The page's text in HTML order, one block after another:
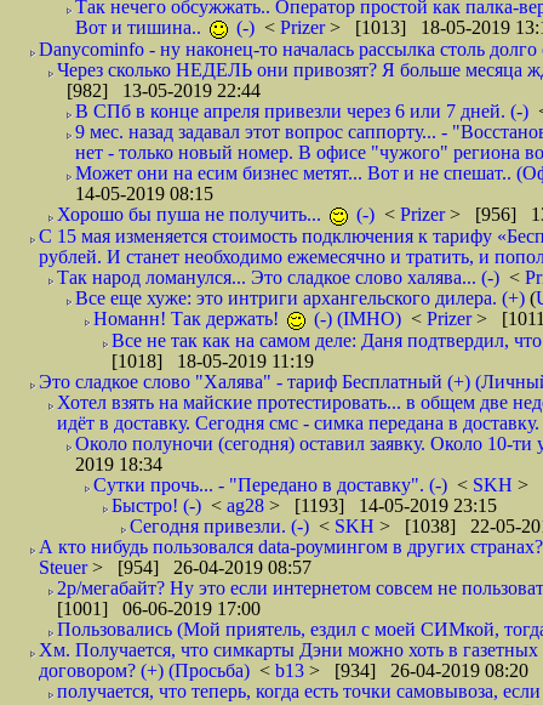
Так нечего обсужжать.. Оператор простой как палка-
Вот и тишина..
(-) < Prizer> [1013] 18-05-2019
Danycominfo - ну наконец-то началась рассылка столь
Через сколько НЕДЕЛЬ они привозят? Я больше месяца
[982] 13-05-2019 22:44
В СПб в конце апреля привезли через 6 или 7 дней. (-)
9 мес. назад задавал этот вопрос саппорту... -
нет - только новый номер. В офисе "чужого" региона
Может они на есим бизнес метят... Вот и не спешат..
14-05-2019 08:15
Хорошо бы пуша не получить...
(-) < Prizer> [956]
С 15 мая изменяется стоимость подключения к тарифу
рублей. И станет необходимо ежемесячно и тратить, и
Так народ ломанулся... Это сладкое слово халява... (-) <
Все еще хуже: это интриги архангельского дилера. (+) (
Номанн! Так держать!
(-) (IMHO) < Prizer>
Все не так как на самом деле: Даня подтвердил,
[1018] 18-05-2019 11:19
Это сладкое слово "Халява" - тариф Бесплатный (+)
Хотел взять на майские протестировать... в общем две
идёт в доставку. Сегодня смс - симка передана в
Около полуночи (сегодня) оставил заявку. Около 10-ти
2019 18:34
Сутки прочь... - "Передано в доставку". (-) < SKH >
Быстро! (-) < ag28 > [1193] 14-05-2019 23:15
Сегодня привезли. (-) < SKH > [1038] 22-05-
А кто нибудь пользовался data-роумингом в других
Steuer> [954] 26-04-2019 08:57
2р/мегабайт? Ну это если интернетом совсем не
[1001] 06-06-2019 17:00
Пользовались (Мой приятель, ездил с моей СИМкой,
Хм. Получается, что симкарты Дэни можно хоть в газетных
договором? (+) (Просьба) < b13 > [934] 26-04-2019 08:20
получается, что теперь, когда есть точки самовывоза,